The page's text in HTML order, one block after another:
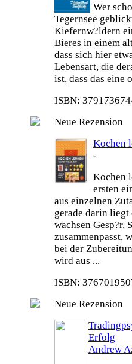
Wer
Tegernsee
Kiefernw?ldern
Bieres in einem
dass sich hier
Lebensart, die
ist, dass das eine
ISBN:
Neue Rezension
Kochen
-
Kochen
ersten
aus einzelnen
gerade darin
wachsen Gesp?r,
zusammenpasst,
bei der
wird aus ...
ISBN:
Neue Rezension
Erfolg
Andrew